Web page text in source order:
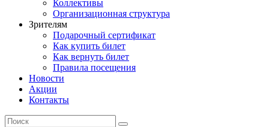
Коллективы
Организационная структура
Зрителям
Подарочный сертификат
Как купить билет
Как вернуть билет
Правила посещения
Новости
Акции
Контакты